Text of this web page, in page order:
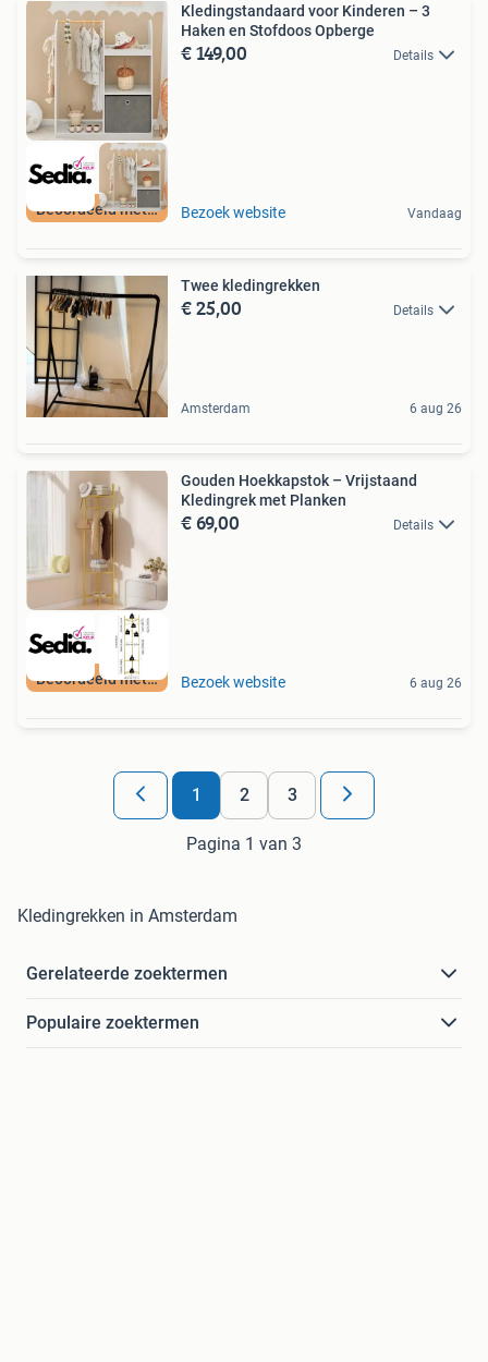
Beoordeeld met 9+
Kledingstandaard voor Kinderen – 3
Haken en Stofdoos Opberge
€ 149,00 Details
Bezoek website Vandaag
Twee kledingrekken
€ 25,00 Details
Amsterdam 6 aug 26
Beoordeeld met 9+
Gouden Hoekkapstok – Vrijstaand
Kledingrek met Planken
€ 69,00 Details
Bezoek website 6 aug 26
1 2 3
Pagina 1 van 3
Kledingrekken in Amsterdam
Gerelateerde zoektermen
Populaire zoektermen